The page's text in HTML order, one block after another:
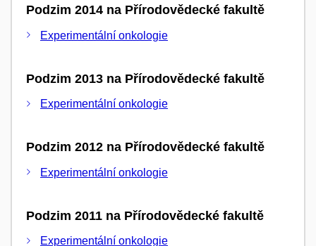
Podzim 2014 na Přírodovědecké fakultě
Experimentální onkologie
Podzim 2013 na Přírodovědecké fakultě
Experimentální onkologie
Podzim 2012 na Přírodovědecké fakultě
Experimentální onkologie
Podzim 2011 na Přírodovědecké fakultě
Experimentální onkologie